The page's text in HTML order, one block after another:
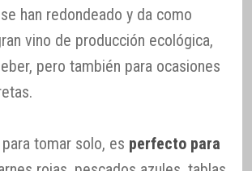
han redondeado y da como
vino de producción ecológica,
pero también para ocasiones
tomar solo, es perfecto para